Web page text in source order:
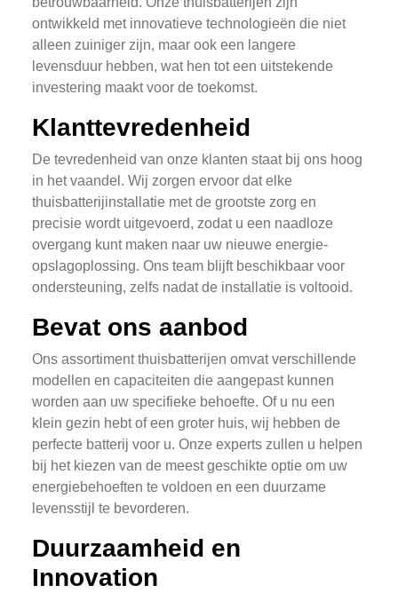
ontwikkeld met innovatieve technologieën die niet
alleen zuiniger zijn, maar ook een langere
levensduur hebben, wat hen tot een uitstekende
investering maakt voor de toekomst.
Klanttevredenheid
De tevredenheid van onze klanten staat bij ons hoog
in het vaandel. Wij zorgen ervoor dat elke
thuisbatterijinstallatie met de grootste zorg en
precisie wordt uitgevoerd, zodat u een naadloze
overgang kunt maken naar uw nieuwe energie-
opslagoplossing. Ons team blijft beschikbaar voor
ondersteuning, zelfs nadat de installatie is voltooid.
Bevat ons aanbod
Ons assortiment thuisbatterijen omvat verschillende
modellen en capaciteiten die aangepast kunnen
worden aan uw specifieke behoefte. Of u nu een
klein gezin hebt of een groter huis, wij hebben de
perfecte batterij voor u. Onze experts zullen u helpen
bij het kiezen van de meest geschikte optie om uw
energiebehoeften te voldoen en een duurzame
levensstijl te bevorderen.
Duurzaamheid en
Innovation